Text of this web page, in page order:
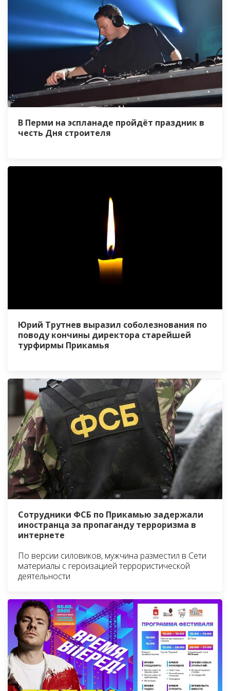
В Перми на эспланаде пройдёт праздник в
честь Дня строителя
Юрий Трутнев выразил соболезнования по
поводу кончины директора старейшей
турфирмы Прикамья
Сотрудники ФСБ по Прикамью задержали
иностранца за пропаганду терроризма в
интернете
По версии силовиков, мужчина разместил в Сети
материалы с героизацией террористической
деятельности